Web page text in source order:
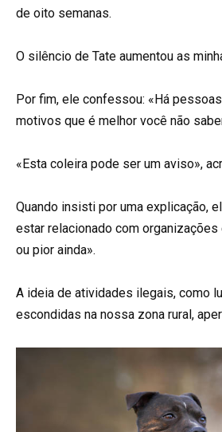
de oito semanas.
O silêncio de Tate aumentou as
Por fim, ele confessou: «Há
motivos que é melhor você não
«Esta coleira pode ser um aviso»,
Quando insisti por uma explicação,
estar relacionado com
ou pior ainda».
A ideia de atividades ilegais, como
escondidas na nossa zona rural,